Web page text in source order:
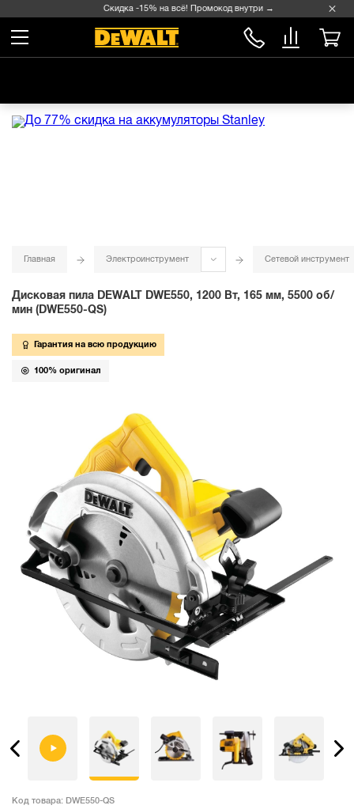
Скидка -15% на всё! Промокод внутри →
Главная Электроинструмент Сетевой инструмент
Дисковая пила DEWALT DWE550, 1200 Вт, 165 мм, 5500 об/
мин (DWE550-QS)
Гарантия на всю продукцию
100% оригинал
Код товара: DWE550-QS